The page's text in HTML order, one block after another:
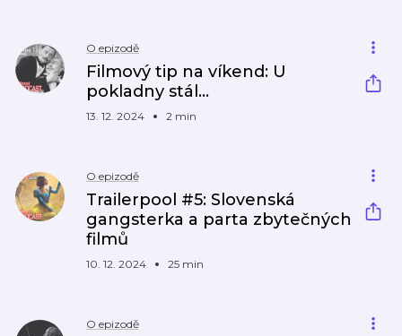
O epizodě
Filmový tip na víkend: U
pokladny stál…
13. 12. 2024 2 min
O epizodě
Trailerpool #5: Slovenská
gangsterka a parta zbytečných
filmů
10. 12. 2024 25 min
O epizodě